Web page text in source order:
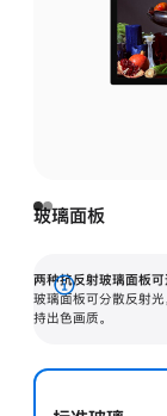
玻璃面板
两种抗反射玻璃面板可
玻璃面板可分散反射光
持出色画质。
展
开